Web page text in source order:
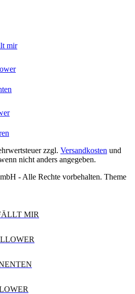
mir
zzgl. Versandkosten und
nicht anders angegeben.
- Alle Rechte vorbehalten. Theme
MIR